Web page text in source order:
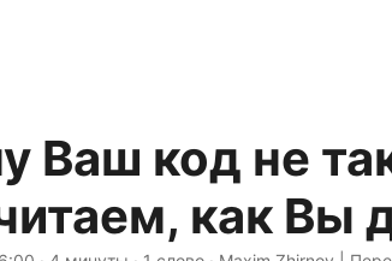
Ваш код не
как Вы